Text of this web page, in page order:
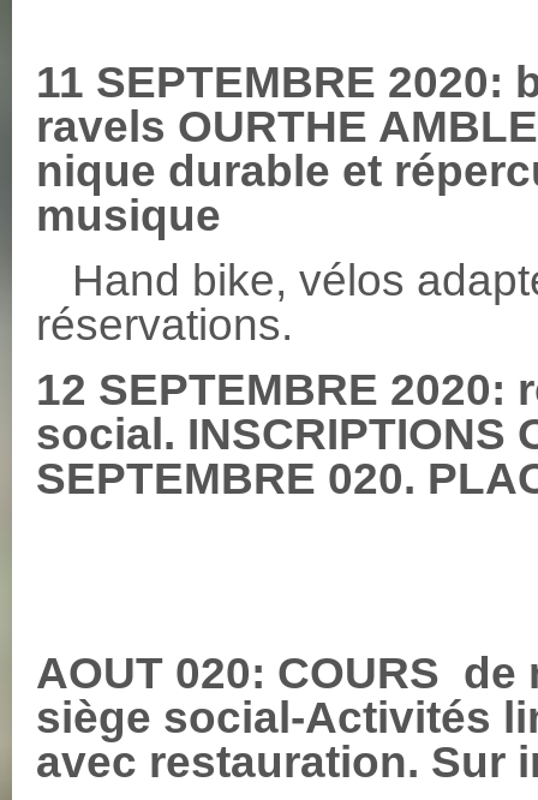
11 SEPTEMBRE
ravels OURTHE
nique durable et
musique
Hand bike, vélos
réservations.
12 SEPTEMBRE
social. INSCRIPTIONS
SEPTEMBRE 020.
AOUT 020: COURS
siège social-Activités
avec restauration. Sur